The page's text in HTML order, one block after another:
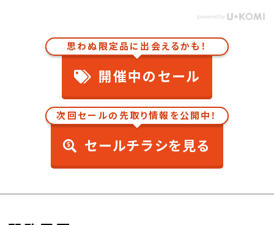
思わぬ限定品に出会えるかも！
開催中のセール
次回セールの先取り情報を公開中！
セールチラシを見る